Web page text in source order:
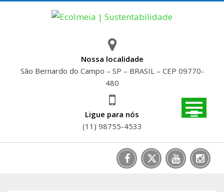
Nossa localidade
São Bernardo do Campo – SP – BRASIL – CEP 09770-
480
Ligue para nós
(11) 98755-4533